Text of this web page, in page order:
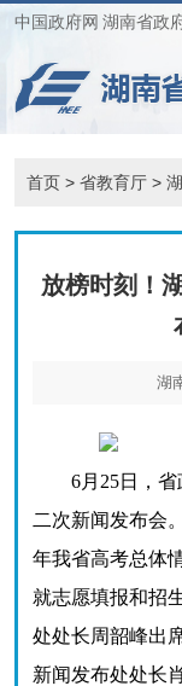
中国政府网 湖南省政
首页 > 省教育厅 >
放榜时刻！
湖
6月25日，省
二次新闻发布会
年我省高考总体
就志愿填报和招
处处长周韶峰出
新闻发布处处长